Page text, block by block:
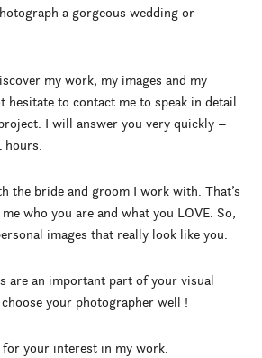
a gorgeous wedding or
my work, my images and my
hesitate to contact me to speak in detail
I will answer you very quickly –
the bride and groom I work with. That’s
who you are and what you LOVE. So,
images that really look like you.
are an important part of your visual
your photographer well !
your interest in my work.